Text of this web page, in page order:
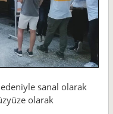
sanal olarak
olarak